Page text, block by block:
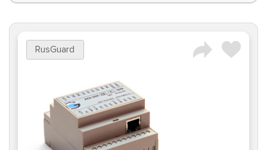
RusGuard